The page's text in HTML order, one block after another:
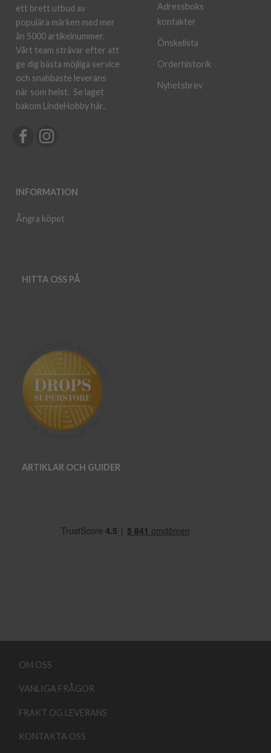
ett brett utbud av
populära märken med mer
än 5000 artikelnummer.
Vårt team strävar efter att
ge dig bästa möjliga service
och snabbaste leverans
när som helst. Se laget
bakom LindeHobby här..
INFORMATION
Ångra köpet
Adressboks
kontakter
Önskelista
Orderhistorik
Nyhetsbrev
HITTA OSS PÅ
ARTIKLAR OCH GUIDER
OM OSS
VANLIGA FRÅGOR
FRAKT OG LEVERANS
KONTAKTA OSS